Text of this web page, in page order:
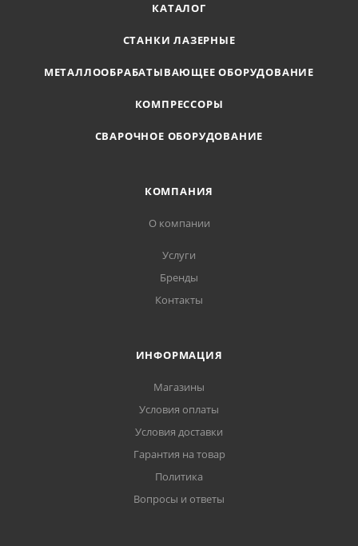
КАТАЛОГ
СТАНКИ ЛАЗЕРНЫЕ
МЕТАЛЛООБРАБАТЫВАЮЩЕЕ ОБОРУДОВАНИЕ
КОМПРЕССОРЫ
СВАРОЧНОЕ ОБОРУДОВАНИЕ
КОМПАНИЯ
О компании
Услуги
Бренды
Контакты
ИНФОРМАЦИЯ
Магазины
Условия оплаты
Условия доставки
Гарантия на товар
Политика
Вопросы и ответы